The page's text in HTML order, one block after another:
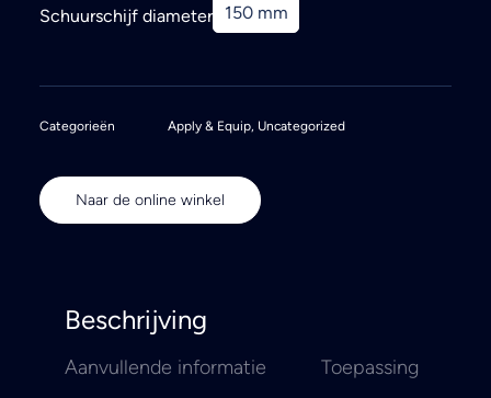
Schuurschijf diameter 150 mm
Categorieën Apply & Equip, Uncategorized
Naar de online winkel
Beschrijving
Aanvullende informatie
Toepassing